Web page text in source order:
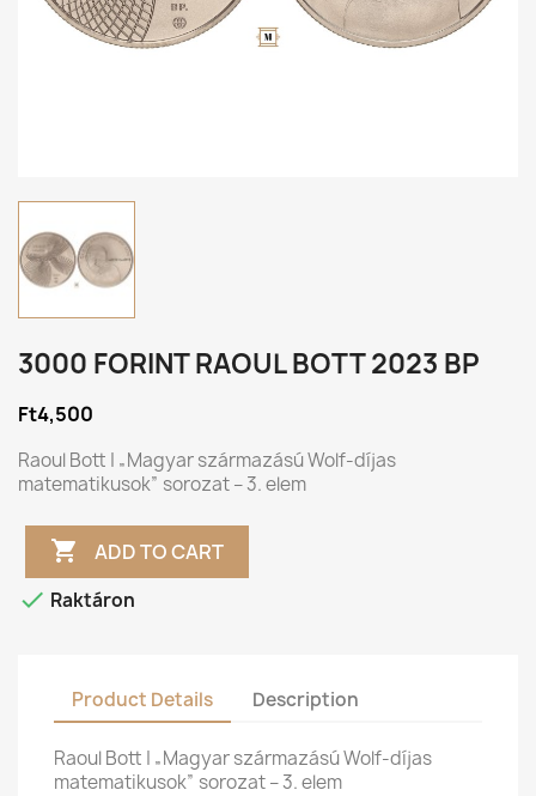
3000 FORINT RAOUL BOTT 2023 BP
Ft4,500
Raoul Bott | „Magyar származású Wolf-díjas
matematikusok” sorozat – 3. elem
 ADD TO CART
 Raktáron
Product Details Description
Raoul Bott | „Magyar származású Wolf-díjas
matematikusok” sorozat – 3. elem